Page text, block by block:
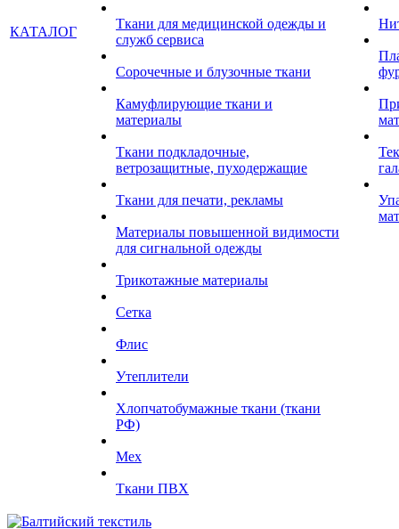
КАТАЛОГ
Ткани для медицинской одежды и
служб сервиса
Сорочечные и блузочные ткани
Камуфлирующие ткани и
материалы
Ткани подкладочные,
ветрозащитные, пуходержащие
Ткани для печати, рекламы
Материалы повышенной видимости
для сигнальной одежды
Трикотажные материалы
Сетка
Флис
Утеплители
Хлопчатобумажные ткани (ткани
РФ)
Мех
Ткани ПВХ